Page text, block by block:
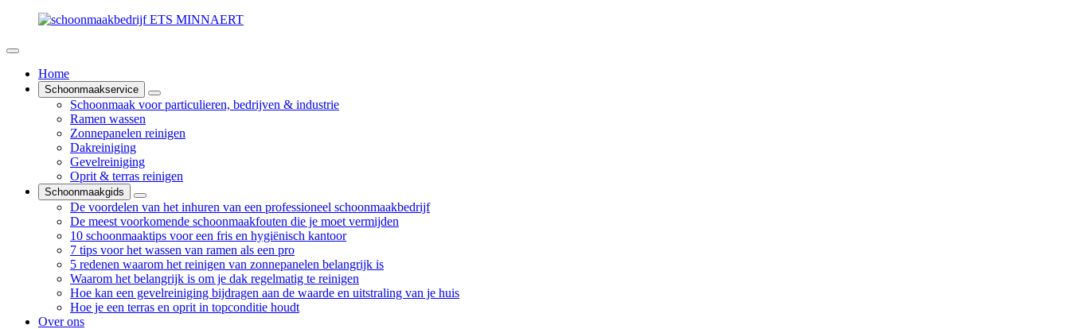
Home
Schoonmaakservice
Schoonmaak voor particulieren, bedrijven & industrie
Ramen wassen
Zonnepanelen reinigen
Dakreiniging
Gevelreiniging
Oprit & terras reinigen
Schoonmaakgids
De voordelen van het inhuren van een professioneel schoonmaakbedrijf
De meest voorkomende schoonmaakfouten die je moet vermijden
10 schoonmaaktips voor een fris en hygiënisch kantoor
7 tips voor het wassen van ramen als een pro
5 redenen waarom het reinigen van zonnepanelen belangrijk is
Waarom het belangrijk is om je dak regelmatig te reinigen
Hoe kan een gevelreiniging bijdragen aan de waarde en uitstraling van je huis
Hoe je een terras en oprit in topconditie houdt
Over ons